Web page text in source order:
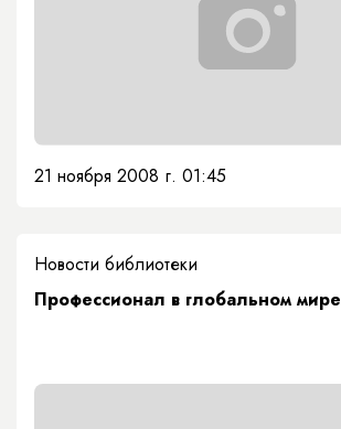
21 ноября 2008 г. 01:45
Новости библиотеки
Профессионал в глобальном мире